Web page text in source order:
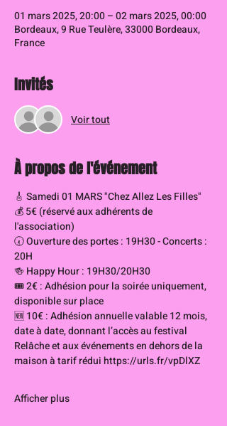
01 mars 2025, 20:00 – 02 mars 2025, 00:00
Bordeaux, 9 Rue Teulère, 33000 Bordeaux,
France
Invités
Voir tout
À propos de l'événement
🎸 Samedi 01 MARS "Chez Allez Les Filles"
💰 5€ (réservé aux adhérents de
l'association)
🕢 Ouverture des portes : 19H30 - Concerts :
20H
🍻 Happy Hour : 19H30/20H30
🎟️ 2€ : Adhésion pour la soirée uniquement,
disponible sur place
🆕 10€ : Adhésion annuelle valable 12 mois,
date à date, donnant l’accès au festival
Relâche et aux événements en dehors de la
maison à tarif rédui https://urls.fr/vpDlXZ
Afficher plus